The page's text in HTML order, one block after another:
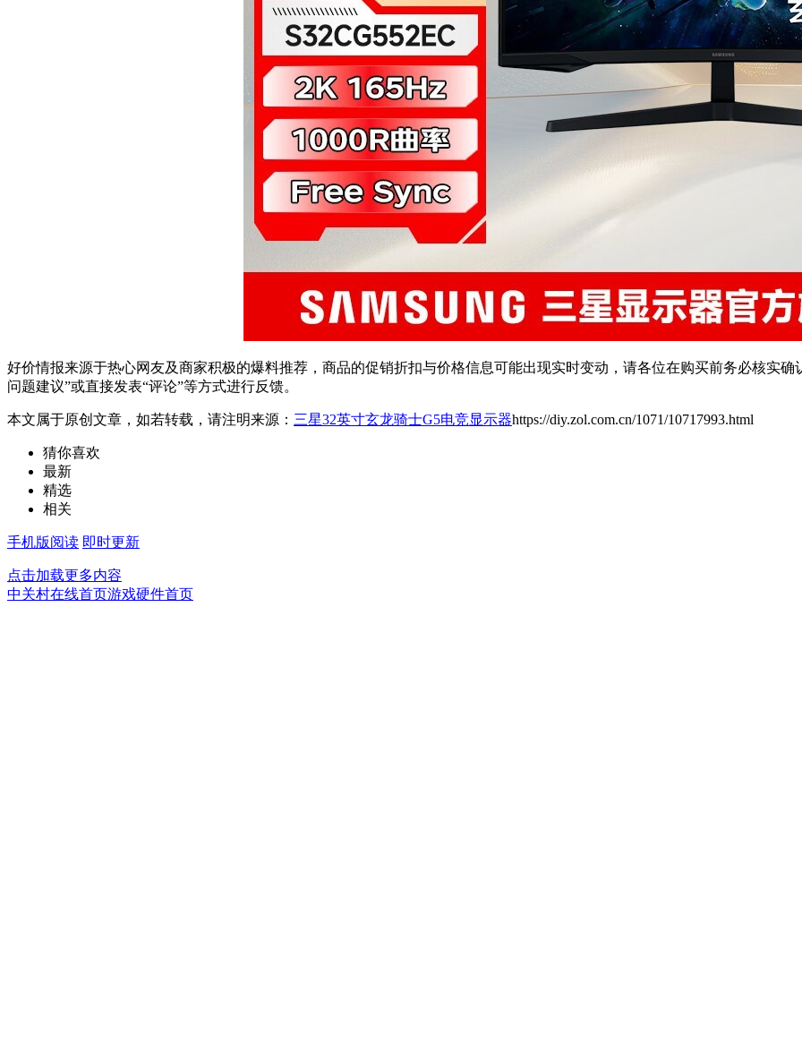
好价情报来源于热心网友及商家积极的爆料推荐，商品的促销折扣与价格信息可能出现实时变动，请各位在购买前务必核实
问题建议”或直接发表“评论”等方式进行反馈。
本文属于原创文章，如若转载，请注明来源： 三星32英寸玄龙骑士G5电竞显示器https://diy.zol.com.cn/1071/10717993.html
猜你喜欢
最新
精选
相关
手机版阅读 即时更新
点击加载更多内容
中关村在线首页游戏硬件首页